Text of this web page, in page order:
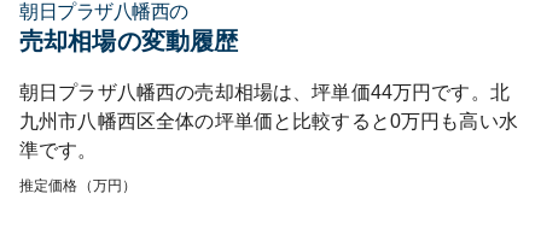
朝日プラザ八幡西の
売却相場の変動履歴
朝日プラザ八幡西の売却相場は、坪単価44万円です。 北
九州市八幡西区全体の坪単価と比較すると0万円も高い水
準です。
推定価格（万円）